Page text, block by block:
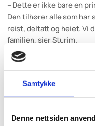
Samtykke
Denne nettsiden
– Dette er ikke bare en
Den tilhører alle som har
reist, deltatt og heiet. Vi
familien, sier Sturim.
Pressekontakt Dissimilis: